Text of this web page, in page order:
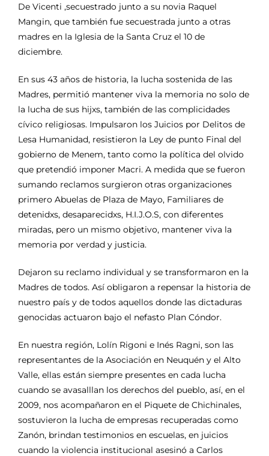
De Vicenti ,secuestrado junto a su novia Raquel
Mangin, que también fue secuestrada junto a otras
madres en la Iglesia de la Santa Cruz el 10 de
diciembre.
En sus 43 años de historia, la lucha sostenida de las
Madres, permitió mantener viva la memoria no solo de
la lucha de sus hijxs, también de las complicidades
cívico religiosas. Impulsaron los Juicios por Delitos de
Lesa Humanidad, resistieron la Ley de punto Final del
gobierno de Menem, tanto como la política del olvido
que pretendió imponer Macri. A medida que se fueron
sumando reclamos surgieron otras organizaciones
primero Abuelas de Plaza de Mayo, Familiares de
detenidxs, desaparecidxs, H.I.J.O.S, con diferentes
miradas, pero un mismo objetivo, mantener viva la
memoria por verdad y justicia.
Dejaron su reclamo individual y se transformaron en la
Madres de todos. Así obligaron a repensar la historia de
nuestro país y de todos aquellos donde las dictaduras
genocidas actuaron bajo el nefasto Plan Cóndor.
En nuestra región, Lolín Rigoni e Inés Ragni, son las
representantes de la Asociación en Neuquén y el Alto
Valle, ellas están siempre presentes en cada lucha
cuando se avasalllan los derechos del pueblo, así, en el
2009, nos acompañaron en el Piquete de Chichinales,
sostuvieron la lucha de empresas recuperadas como
Zanón, brindan testimonios en escuelas, en juicios
cuando la violencia institucional asesinó a Carlos